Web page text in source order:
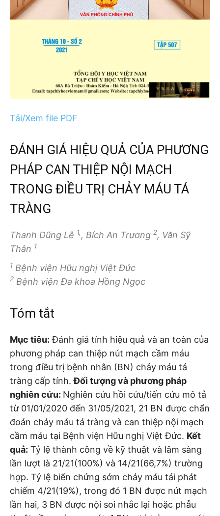
Tải/Xem file PDF
ĐÁNH GIÁ HIỆU QUẢ CỦA PHƯƠNG
PHÁP CAN THIỆP NỘI MẠCH
TRONG ĐIỀU TRỊ CHẢY MÁU TÁ
TRÀNG
Thanh Dũng Lê 1,, Bích An Trương 2, Văn Sỹ
Thân 1
1 Bệnh viện Hữu nghị Việt Đức
2 Bệnh viện Đa khoa Hồng Ngọc
Tóm tắt
Mục tiêu: Đánh giá tính hiệu quả và an toàn của
phương pháp can thiệp nút mạch cầm máu
trong điều trị bệnh nhân (BN) chảy máu tá
tràng cấp tính.Đối tượng và phương pháp
nghiên cứu: Nghiên cứu hồi cứu/tiến cứu mô tả
từ 01/01/2020 đến 31/05/2021, 21 BN được chẩn
đoán chảy máu tá tràng và can thiệp nội mạch
cầm máu tại Bệnh viện Hữu nghị Việt Đức. Kết
quả: Tỷ lệ thành công về kỹ thuật và lâm sàng
lần lượt là 21/21(100%) và 14/21(66,7%) trường
hợp. Tỷ lệ biến chứng sớm chảy máu tái phát
chiếm 4/21(19%), trong đó 1 BN được nút mạch
lần hai, 3 BN được nội soi nhắc lại hoặc phẫu